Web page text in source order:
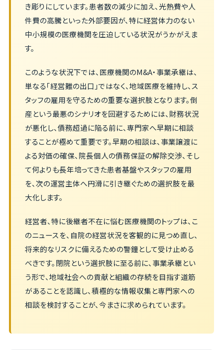
き彫りにしています。患者数の減少に加え、光熱費や人
件費の高騰といった外部要因が、特に経営体力のない
中小規模の医療機関を圧迫している状況がうかがえま
す。
このような状況下では、医療機関のM&A・事業承継は、
単なる「経営難の出口」ではなく、地域医療を維持し、ス
タッフの雇用を守るための重要な選択肢となります。倒
産という最悪のシナリオを回避するためには、財務状況
が悪化し、債務超過に陥る前に、専門家へ早期に相談
することが極めて重要です。早期の相談は、事業譲渡に
よる対価の確保、院長個人の債務保証の解除交渉、そし
て何よりも長年培ってきた患者基盤やスタッフの雇用
を、次の運営主体へ円滑に引き継ぐための選択肢を最
大化します。
経営者、特に後継者不在に悩む医療機関のトップは、こ
のニュースを、自院の経営状況を客観的に見つめ直し、
将来的なリスクに備えるための警鐘として受け止める
べきです。閉院という選択肢に至る前に、事業承継とい
う形で、地域社会への貢献と組織の存続を目指す道筋
があることを認識し、積極的な情報収集と専門家への
相談を検討することが、今まさに求められています。